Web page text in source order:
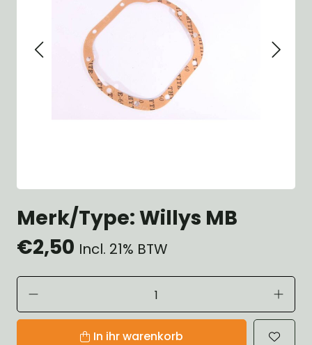
Merk/Type: Willys MB
€2,50 Incl. 21% BTW
In ihr warenkorb